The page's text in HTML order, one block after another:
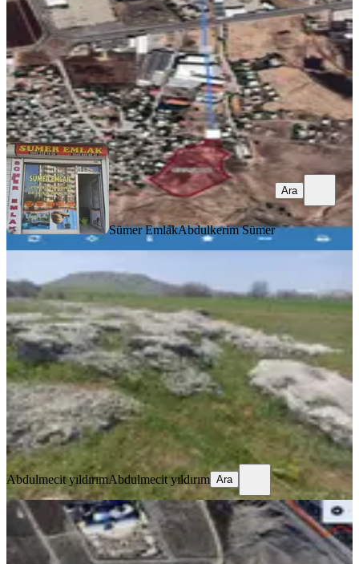
3.800.000 ₺
Sümer EmlakAbdulkerim Sümer
Ara
Sümer EmlakAbdulkerim Sümer
Ara
Sahibinden Hilar Mağaları
Kayalıklarına Sıfır Satılık Tarla
Ergani, Hilar Mahallesi
1250 m²·2.160/m²·26.04.2026
2.700.000 ₺
Abdulmecit yıldırımAbdulmecit yıldırım
Ara
Abdulmecit yıldırımAbdulmecit yıldırım Ara
Viva'dan Sur Çarıklıda 537 M2 Villa
Arsası